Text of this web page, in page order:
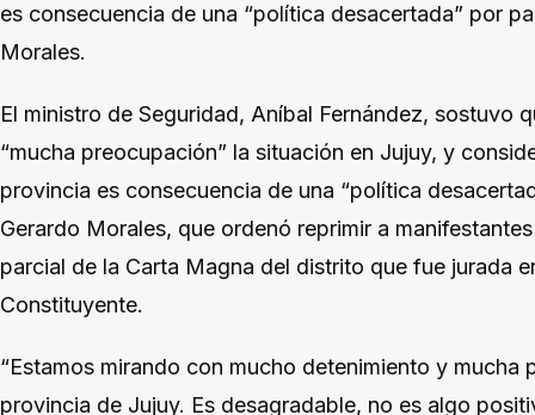
es consecuencia de una “política desacertada” por
Morales.
El ministro de Seguridad, Aníbal Fernández, sostuvo
“mucha preocupación” la situación en Jujuy, y
provincia es consecuencia de una “política
Gerardo Morales, que ordenó reprimir a
parcial de la Carta Magna del distrito que fue jurada
Constituyente.
“Estamos mirando con mucho detenimiento y mucha
provincia de Jujuy. Es desagradable, no es algo